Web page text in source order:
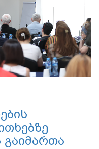
გაიმართა